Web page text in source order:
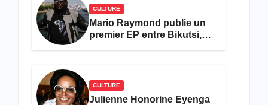
CULTURE
Mario Raymond publie un
premier EP entre Bikutsi,
CULTURE
Julienne Honorine Eyenga